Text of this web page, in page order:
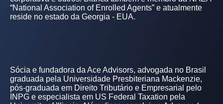
“National Association of Enrolled Agents” e atualmente
reside no estado da Georgia - EUA.
Sócia e fundadora da Ace Advisors, advogada no Brasil
graduada pela Universidade Presbiteriana Mackenzie,
pós-graduada em Direito Tributário e Empresarial pelo
INPG e especialista em US Federal Taxation pela